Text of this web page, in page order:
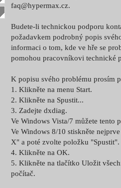
faq@hypermax.cz.
Budete-li technickou podporu
požadavkem podrobný popis
informaci o tom, kde ve hře se
pomohou pracovníkovi technické
K popisu svého problému prosím
1. Klikněte na menu Start.
2. Klikněte na Spustit...
3. Zadejte dxdiag.
Ve Windows Vista/7 můžete tento
Ve Windows 8/10 stiskněte
X" a poté zvolte položku "Spustit".
4. Klikněte na OK.
5. Klikněte na tlačítko Uložit
počítač.